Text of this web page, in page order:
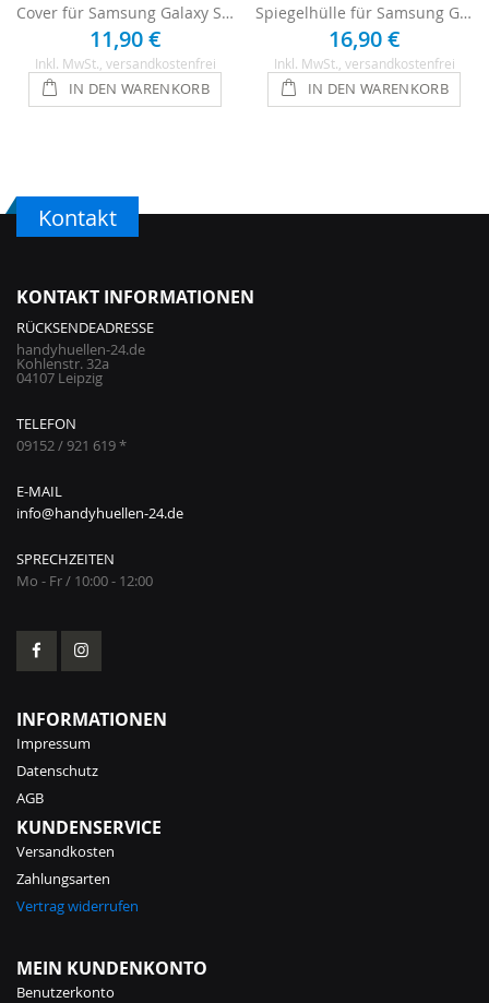
Cover für Samsung Galaxy S8 - Silber
11,90 €
Inkl. MwSt. , versandkostenfrei
IN DEN WARENKORB
Spiegelhülle für Samsung Galaxy S8 - Silber
16,90 €
Inkl. MwSt. , versandkostenfrei
IN DEN WARENKORB
Kontakt
KONTAKT INFORMATIONEN
RÜCKSENDEADRESSE
handyhuellen-24.de
Kohlenstr. 32a
04107 Leipzig
TELEFON
09152 / 921 619 *
E-MAIL
info@handyhuellen-24.de
SPRECHZEITEN
Mo - Fr / 10:00 - 12:00
INFORMATIONEN
Impressum
Datenschutz
AGB
KUNDENSERVICE
Versandkosten
Zahlungsarten
Vertrag widerrufen
MEIN KUNDENKONTO
Benutzerkonto